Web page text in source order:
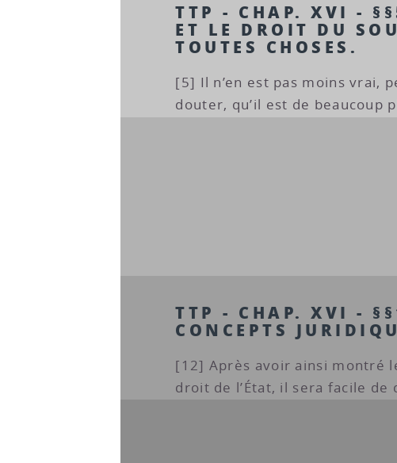
TTP - CHAP. XVI -
ET LE DROIT DU
TOUTES CHOSES.
[5] Il n’en est pas moins vrai,
douter, qu’il est de beaucoup
TTP - CHAP. XVI -
CONCEPTS
[12] Après avoir ainsi montré
droit de l’État, il sera facile